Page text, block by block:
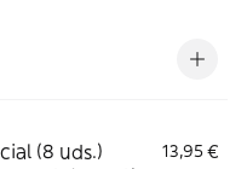
(8 uds.)
13,95 €